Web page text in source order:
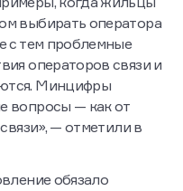
когда жильцы
выбирать оператора
с тем проблемные
операторов связи и
Минцифры
вопросы — как от
— отметили в